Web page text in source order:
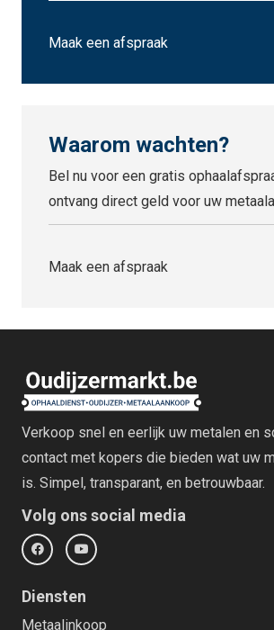
Maak een afspraak
Waarom wachten?
Bel nu voor een gratis
ontvang direct geld voor uw
Maak een afspraak
Verkoop snel en eerlijk uw metalen en
contact met kopers die bieden wat uw
is. Simpel, transparant, en betrouwbaar.
Volg ons social media
Diensten
Metaalinkoop